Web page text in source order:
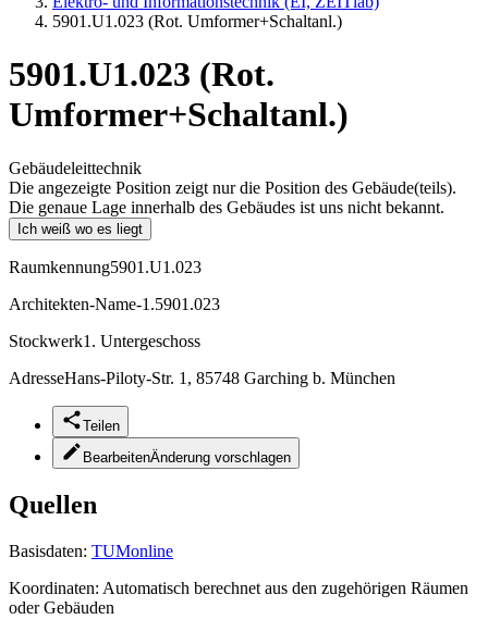
5901.U1.023 (Rot. Umformer+Schaltanl.)
5901.U1.023 (Rot.
Umformer+Schaltanl.)
Gebäudeleittechnik
Die angezeigte Position zeigt nur die Position des Gebäude(teils).
Die genaue Lage innerhalb des Gebäudes ist uns nicht bekannt.
Ich weiß wo es liegt
Raumkennung5901.U1.023
Architekten-Name-1.5901.023
Stockwerk1. Untergeschoss
AdresseHans-Piloty-Str. 1, 85748 Garching b. München
Teilen
BearbeitenÄnderung vorschlagen
Quellen
Basisdaten: TUMonline
Koordinaten: Automatisch berechnet aus den zugehörigen Räumen
oder Gebäuden